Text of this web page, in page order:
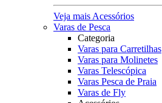
Veja mais Acessórios
Varas de Pesca
Categoria
Varas para Carretilhas
Varas para Molinetes
Varas Telescópica
Varas Pesca de Praia
Varas de Fly